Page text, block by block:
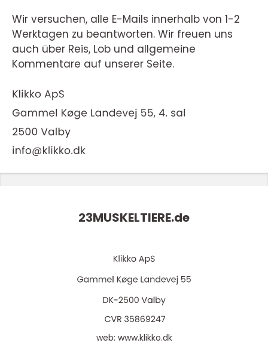
Wir versuchen, alle E-Mails innerhalb von 1-2
Werktagen zu beantworten. Wir freuen uns
auch über Reis, Lob und allgemeine
Kommentare auf unserer Seite.
23MUSKELTIERE.de
web: www.klikko.dk